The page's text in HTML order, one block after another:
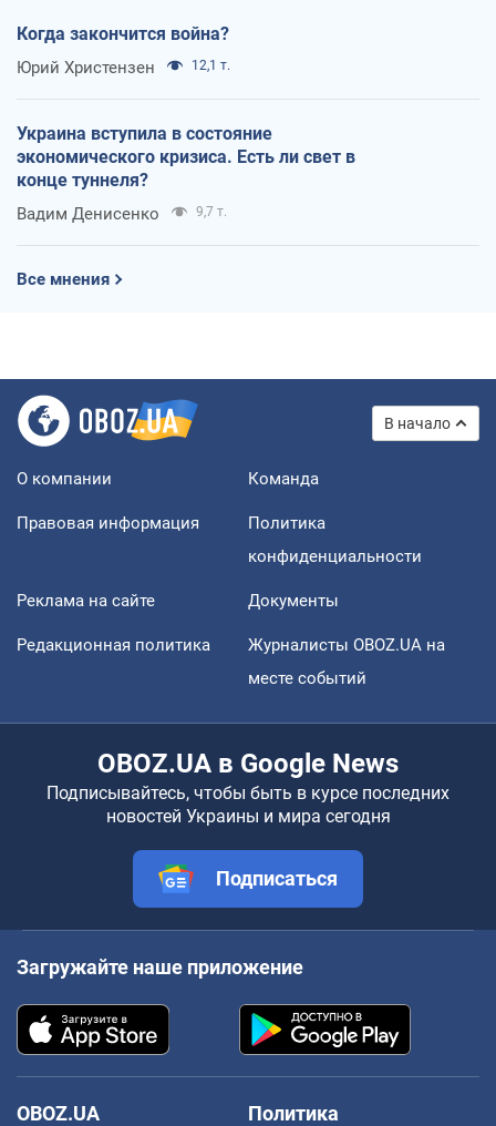
Когда закончится война?
Юрий Христензен 12,1 т.
Украина вступила в состояние
экономического кризиса. Есть ли свет в
конце туннеля?
Вадим Денисенко 9,7 т.
Все мнения
В начало
О компании Команда
Правовая информация
Политика
конфиденциальности
Реклама на сайте Документы
Редакционная политика
Журналисты OBOZ.UA на
месте событий
OBOZ.UA в Google News
Подписывайтесь, чтобы быть в курсе последних
новостей Украины и мира сегодня
Подписаться
Загружайте наше приложение
OBOZ.UA
Политика